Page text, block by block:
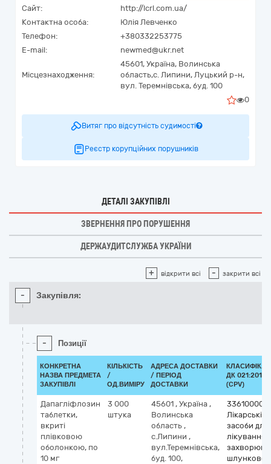
Сайт:
http://lcrl.com.ua/
Контактна особа:
Юлія Левченко
Телефон:
+380332253775
E-mail:
newmed@ukr.net
Місцезнаходження:
45601, Україна, Волинська
область,с. Липини, Луцький р-н,
вул. Теремнівська, буд. 100
0
Витяг про відсутність судимості
Реєстр корупційних порушників
ДЕТАЛІ ЗАКУПІВЛІ
ЗВЕРНЕННЯ ПРО ПОРУШЕННЯ
ДЕРЖАУДИТСЛУЖБА УКРАЇНИ
+ відкрити всі - закрити всі
- Закупівля:
- Позиції
КОНКРЕТНА
НАЗВА ПРЕДМЕТА
ЗАКУПІВЛІ
КІЛЬКІСТЬ
/
ОД.ВИМІРУ
АДРЕСА ДОСТАВКИ
/ ПЕРІОД
ДОСТАВКИ
ДК 021:2015
(CPV)
Дапагліфлозин
таблетки,
вкриті
плівковою
оболонкою, по
10 мг
3 000
штука
45601 , Україна ,
Волинська
область ,
с.Липини ,
вул.Теремнівська,
буд. 100,
33610000-
Лікарські
засоби для
лікування
шлунково-